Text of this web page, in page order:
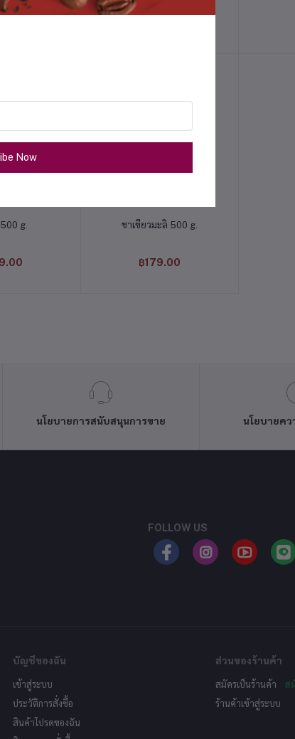
ะกร้า
g. หยิบใส่ตะกร้า
ชาเขียวมะลิ 500 g.
฿179.00
นโยบายการสนับสนุนการขาย นโยบายคว
FOLLOW US
บัญชีของฉัน
เข้าสู่ระบบ
ประวัติการสั่งซื้อ
สินค้าโปรดของฉัน
ส่วนของร้านค้า
สมัครเป็นร้านค้า
ส
ร้านค้าเข้าสู่ระบบ
Now